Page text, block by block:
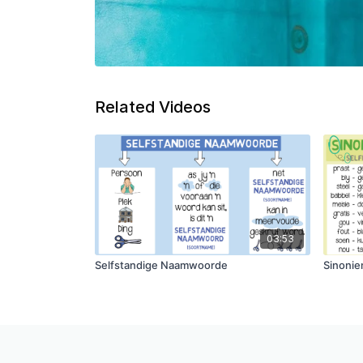
Related Videos
03:53
Selfstandige Naamwoorde